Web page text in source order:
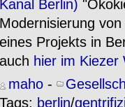
Kanal Berlin)
Modernisierung
eines Projekts in
auch hier im Kiezer
maho-
Tags: berlin/